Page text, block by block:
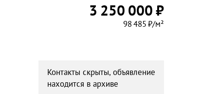
3 250 000 ₽
98 485 ₽/м²
Контакты скрыты, объявление
находится в архиве